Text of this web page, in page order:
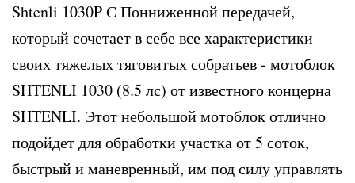
Shtenli 1030P С Понниженной передачей,
который сочетает в себе все характеристики
своих тяжелых тяговитых собратьев - мотоблок
SHTENLI 1030 (8.5 лс) от известного концерна
SHTENLI. Этот небольшой мотоблок отлично
подойдет для обработки участка от 5 соток,
быстрый и маневренный, им под силу управлять